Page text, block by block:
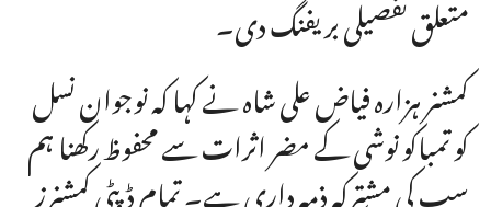
متعلق تفصیلی بریفنگ دی۔
کمشنر ہزارہ فیاض علی شاہ نے کہا کہ نوجوان نسل
کو تمباکو نوشی کے مضر اثرات سے محفوظ رکھنا ہم
سب کی مشترکہ ذمہ داری ہے۔ تمام ڈپٹی کمشنرز